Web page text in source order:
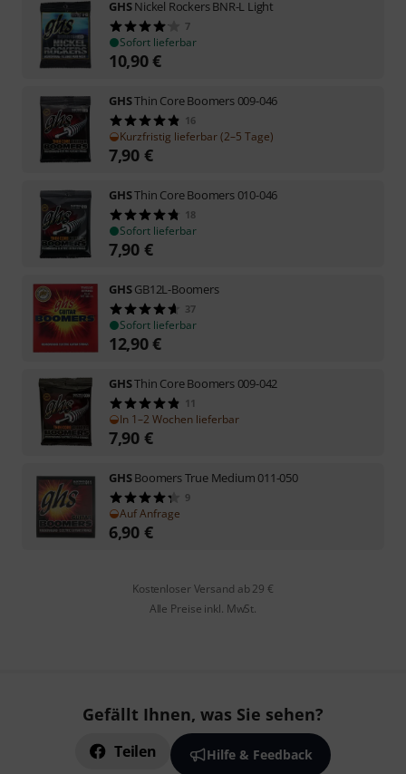
GHSNickel Rockers BNR-L Light
7
Sofort lieferbar
10,90€
GHSThin Core Boomers 009-046
16
Kurzfristig lieferbar (2–5 Tage)
7,90 €
GHSThin Core Boomers 010-046
18
Sofort lieferbar
7,90 €
GHSGB12L-Boomers
37
Sofort lieferbar
12,90€
GHSThin Core Boomers 009-042
11
In 1–2 Wochen lieferbar
7,90 €
GHSBoomers True Medium 011-050
9
Auf Anfrage
6,90 €
Kostenloser Versand ab 29 €
Alle Preise inkl. MwSt.
Gefällt Ihnen, was Sie sehen?
Teilen Hilfe & Feedback